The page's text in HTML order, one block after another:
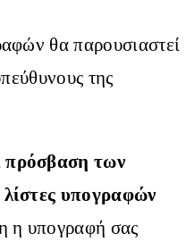
θα παρουσιαστεί
της
πρόσβαση των
υπογραφών
η υπογραφή σας